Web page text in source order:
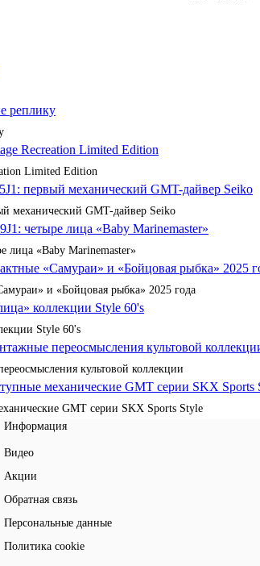
Limited Edition
механический GMT-дайвер Seiko
лица «Baby Marinemaster»
и «Бойцовая рыбка» 2025 года
Style 60's
культовой коллекции
GMT серии SKX Sports Style
Информация
Видео
Акции
Обратная связь
Персональные данные
Политика cookie